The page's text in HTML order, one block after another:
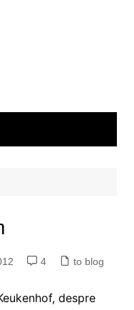
4 to blog
despre